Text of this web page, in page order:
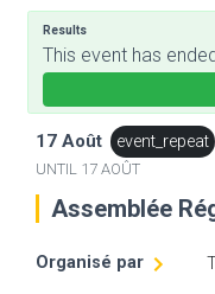
Results
This event has
17 Août event_repeat
UNTIL 17 AOÛT
Assemblée
Organisé par